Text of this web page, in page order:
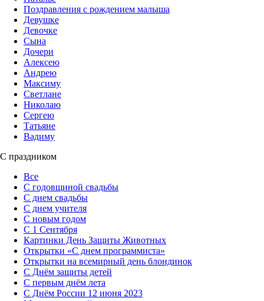
Поздравления с рождением малыша
Девушке
Девочке
Сына
Дочери
Алексею
Андрею
Максиму
Светлане
Николаю
Сергею
Татьяне
Вадиму
С праздником
Все
С годовщиной свадьбы
С днем свадьбы
С днем учителя
С новым годом
С 1 Сентября
Картинки День Защиты Животных
Открытки «‎С днем программиста»‎
Открытки на всемирный день блондинок
С Днём защиты детей
С первым днём лета
С Днём России 12 июня 2023